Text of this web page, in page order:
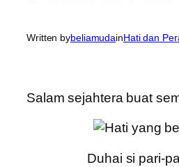
Written bybeliamudainHati dan
Salam sejahtera buat
Duhai si pari-